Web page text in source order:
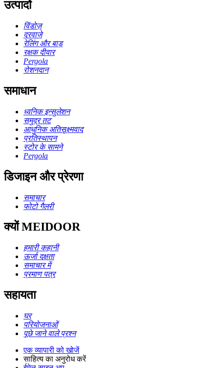
उत्पादों
विंडोज़
दरवाजे
रेलिंग और बाड़
रक्षक दीवार
Pergola
रोशनदान
समाधान
ध्वनिक इन्सुलेशन
समुद्र तट
आधुनिक अतिसूक्ष्मवाद
प्रतिस्थापन
स्टोर के सामने
Pergola
डिजाइन और प्रेरणा
समाचार
फोटो गैलरी
क्यों MEIDOOR
हमारी कहानी
ऊर्जा दक्षता
समाचार में
प्रमाण पत्र
सहायता
घर
परियोजनाओं
पूछे जाने वाले प्रश्न
एक व्यापारी को खोजें
साहित्य का अनुरोध करें